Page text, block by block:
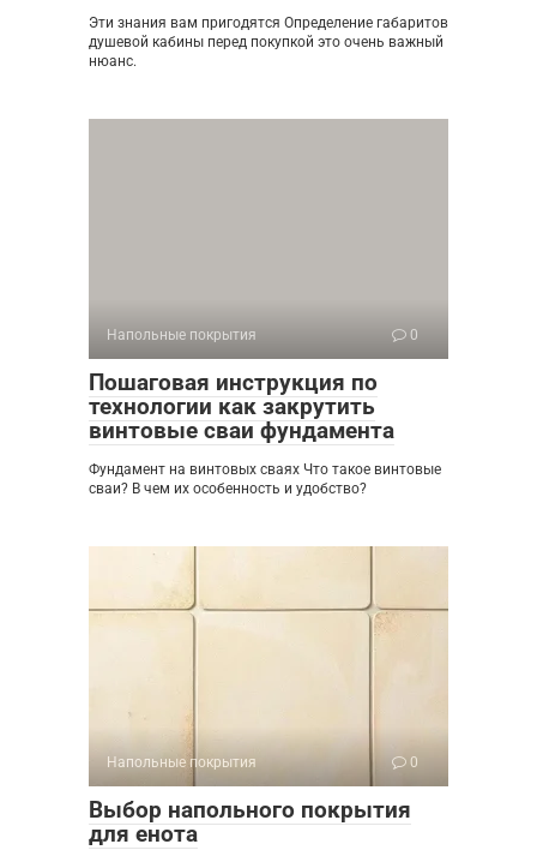
Эти знания вам пригодятся Определение габаритов
душевой кабины перед покупкой это очень важный
нюанс.
Напольные покрытия 0
Пошаговая инструкция по
технологии как закрутить
винтовые сваи фундамента
Фундамент на винтовых сваях Что такое винтовые
сваи? В чем их особенность и удобство?
Напольные покрытия 0
Выбор напольного покрытия
для енота